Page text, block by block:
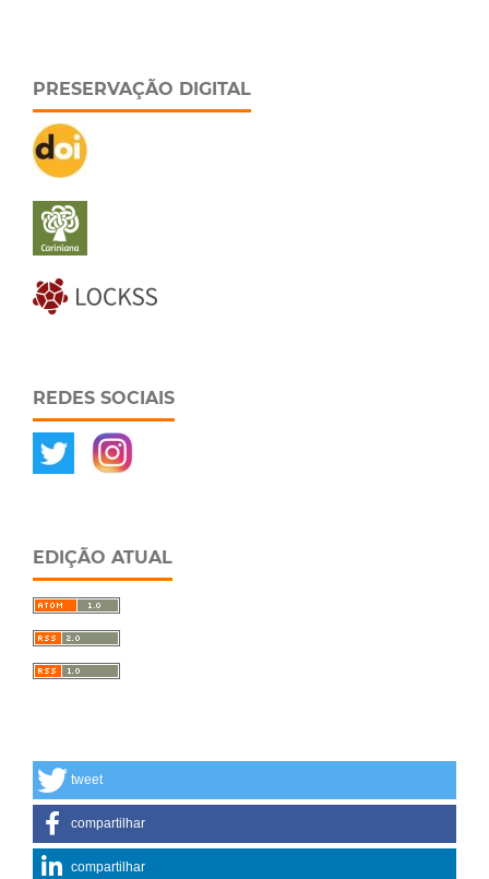
PRESERVAÇÃO DIGITAL
REDES SOCIAIS
EDIÇÃO ATUAL
tweet
compartilhar
compartilhar